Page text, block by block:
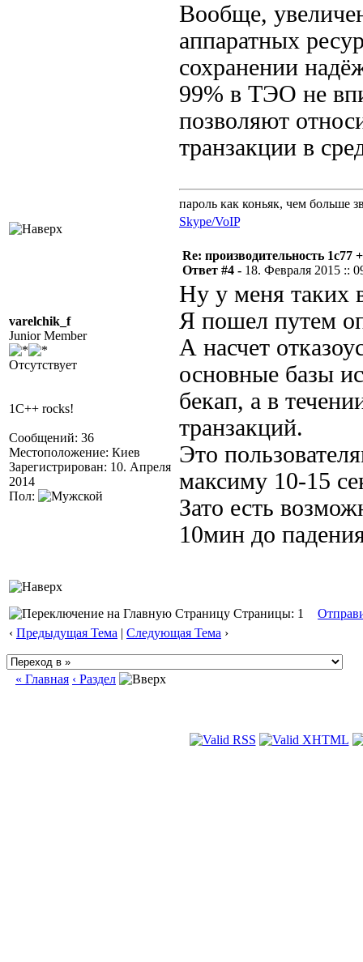
Вообще,
аппаратных
сохранении
99% в ТЭО не
позволяют
транзакции в
пароль как коньяк, чем больше
Skype/VoIP
varelchik_f
Junior Member
Отсутствует
1C++ rocks!
Сообщений: 36
Местоположение: Киев
Зарегистрирован: 10. Апреля
2014
Пол:
Re: производительность 1c77
Ответ #4 - 18. Февраля 2015 ::
Ну у меня таких
Я пошел путем
А насчет
основные базы
бекап, а в
транзакций.
Это
максиму 10-15
Зато есть
10мин до
Страницы: 1
‹ Предыдущая Тема | Следующая Тема ›
« Главная ‹ Раздел